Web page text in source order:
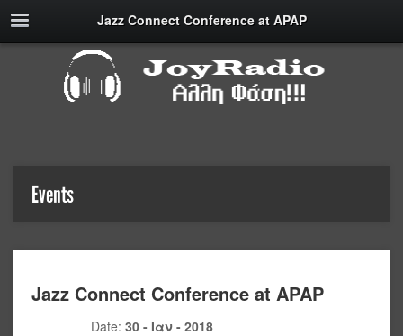
Jazz Connect Conference at APAP
Events
Jazz Connect Conference at APAP
Date: 30 - Ιαν - 2018